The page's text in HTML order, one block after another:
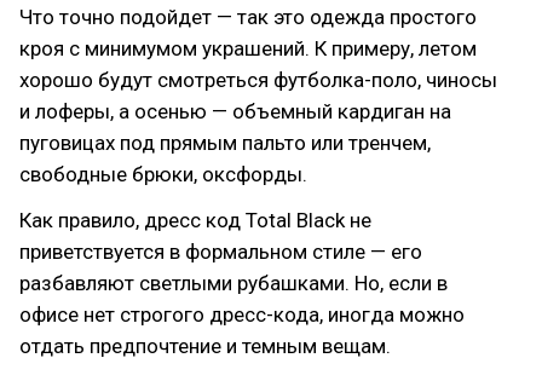
Что точно подойдет — так это одежда простого
кроя с минимумом украшений. К примеру, летом
хорошо будут смотреться футболка-поло, чиносы
и лоферы, а осенью — объемный кардиган на
пуговицах под прямым пальто или тренчем,
свободные брюки, оксфорды.
Как правило, дресс код Total Black не
приветствуется в формальном стиле — его
разбавляют светлыми рубашками. Но, если в
офисе нет строгого дресс-кода, иногда можно
отдать предпочтение и темным вещам.